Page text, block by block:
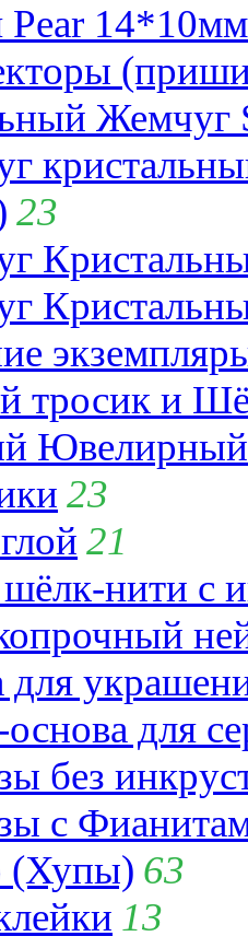
Pear
Жемчуг
23
тросик и
23
21
нити с
для
без
с
(Хупы) 63
13